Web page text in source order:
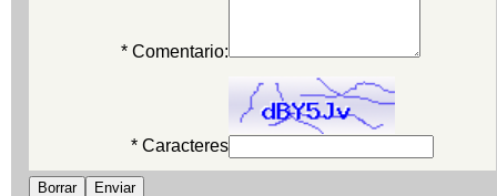
* Comentario:
* Caracteres